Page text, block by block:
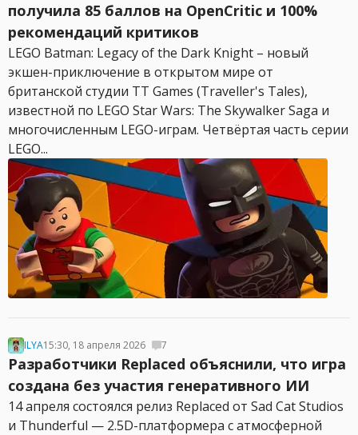
получила 85 баллов на OpenCritic и 100%
рекомендаций критиков
LEGO Batman: Legacy of the Dark Knight – новый
экшен-приключение в открытом мире от
британской студии TT Games (Traveller's Tales),
известной по LEGO Star Wars: The Skywalker Saga и
многочисленным LEGO-играм. Четвёртая часть серии
LEGO...
ILYA15:30, 18 апреля 2026 7
Разработчики Replaced объяснили, что игра
создана без участия генеративного ИИ
14 апреля состоялся релиз Replaced от Sad Cat Studios
и Thunderful — 2.5D-платформера с атмосферной